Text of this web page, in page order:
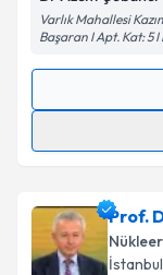
Kişisel
Metni
Varlık Mahallesi
Başaran I Apt. Kat: 5
Randevu
takvim
E-posta
Prof.
İstanbul